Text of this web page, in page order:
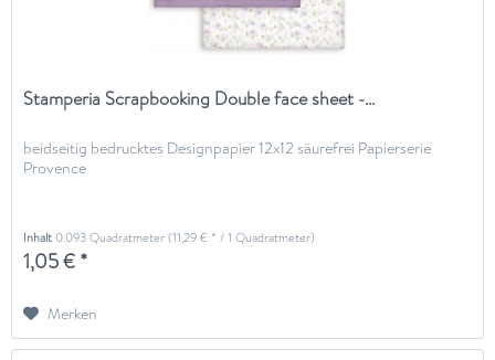
Stamperia Scrapbooking Double face sheet -...
beidseitig bedrucktes Designpapier 12x12 säurefrei Papierserie
Provence
Inhalt0.093 Quadratmeter(11,29 € * / 1 Quadratmeter)
1,05 € *
Merken